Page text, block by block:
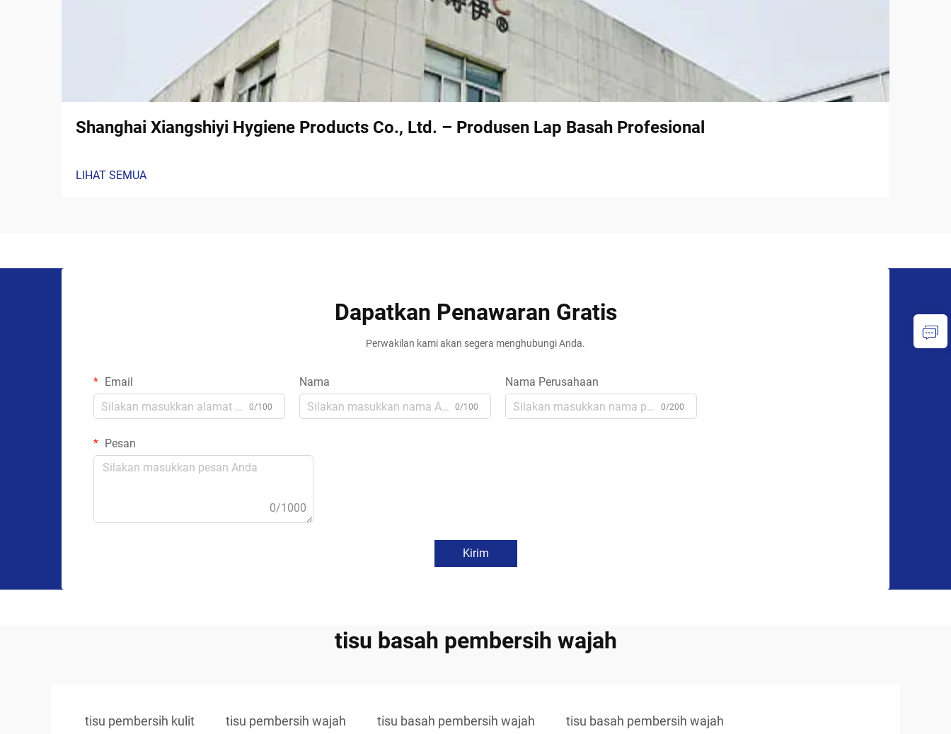
Shanghai Xiangshiyi Hygiene Products Co., Ltd. – Produsen Lap Basah Profesional
LIHAT SEMUA
Dapatkan Penawaran Gratis
Perwakilan kami akan segera menghubungi Anda.
Email
0/100
Nama
0/100
Nama Perusahaan
0/200
Pesan
0/1000
Kirim
tisu basah pembersih wajah
tisu pembersih kulit tisu pembersih wajah tisu basah pembersih wajah tisu basah pembersih wajah